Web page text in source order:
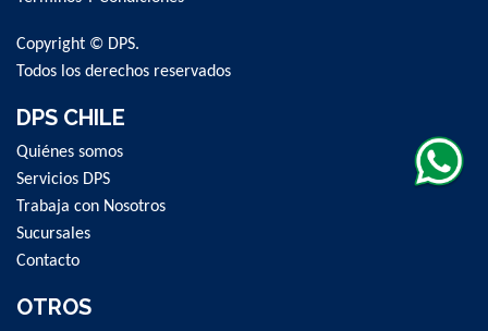
Copyright © DPS.
Todos los derechos reservados
DPS CHILE
Quiénes somos
Servicios DPS
Trabaja con Nosotros
Sucursales
Contacto
OTROS